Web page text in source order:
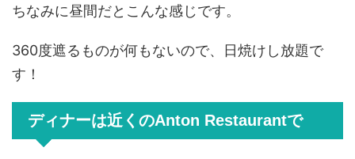
ちなみに昼間だとこんな感じです。
360度遮るものが何もないので、日焼けし放題で
す！
ディナーは近くのAnton Restaurantで